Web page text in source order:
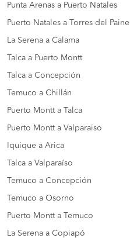
Punta Arenas a Puerto Natales
Puerto Natales a Torres del Paine
La Serena a Calama
Talca a Puerto Montt
Talca a Concepción
Temuco a Chillán
Puerto Montt a Talca
Puerto Montt a Valparaiso
Iquique a Arica
Talca a Valparaíso
Temuco a Concepción
Temuco a Osorno
Puerto Montt a Temuco
La Serena a Copiapó